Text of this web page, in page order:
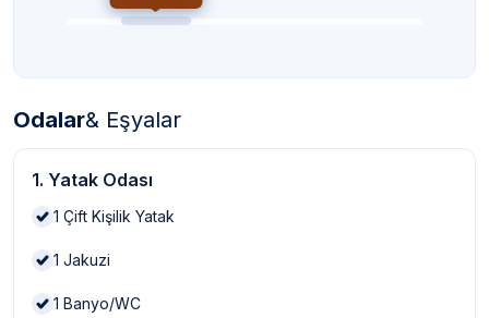
Odalar& Eşyalar
1. Yatak Odası
1 Çift Kişilik Yatak
1 Jakuzi
1 Banyo/WC